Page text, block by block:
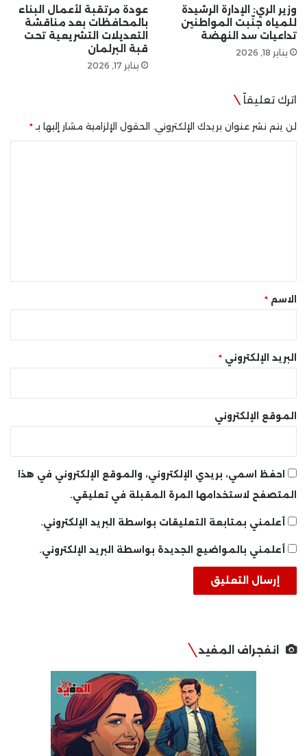
وزير الري: الإدارة الرشيدة
للمياه جنّبت المواطنين
تداعيات سد النهضة
يناير 18, 2026
عودة مرتقبة لأعمال البناء
بالمحافظات بعد مناقشة
التعديلات التشريعية تحت
قبة البرلمان
يناير 17, 2026
اترك تعليقاً
لن يتم نشر عنوان بريدك الإلكتروني. الحقول الإلزامية مشار إليها بـ*
* الاسم *
البريد الإلكتروني *
الموقع الإلكتروني
احفظ اسمي، بريدي الإلكتروني، والموقع الإلكتروني في هذا
المتصفح لاستخدامها المرة المقبلة في تعليقي.
أعلمني بمتابعة التعليقات بواسطة البريد الإلكتروني.
أعلمني بالمواضيع الجديدة بواسطة البريد الإلكتروني.
انفجراف المفيد